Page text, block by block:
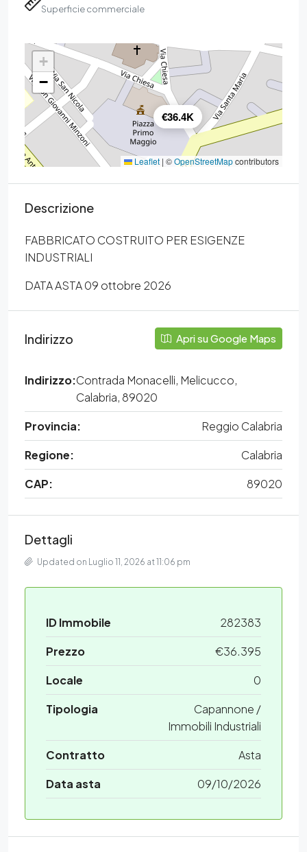
Superficie commerciale
€36.4K
+
−
Leaflet | ©OpenStreetMapcontributors
Descrizione
FABBRICATO COSTRUITO PER ESIGENZE
INDUSTRIALI
DATA ASTA 09 ottobre 2026
Indirizzo Apri su Google Maps
Indirizzo:Contrada Monacelli, Melicucco,
Calabria, 89020
Provincia:
Reggio Calabria
Regione:
Calabria
CAP:
89020
Dettagli
Updated on Luglio 11, 2026 at 11:06 pm
ID Immobile
282383
Prezzo
€36.395
Locale
0
Tipologia
Capannone /
Immobili Industriali
Contratto
Asta
Data asta
09/10/2026